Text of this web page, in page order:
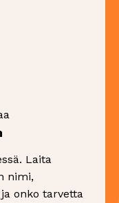
Laita
nimi,
onko tarvetta